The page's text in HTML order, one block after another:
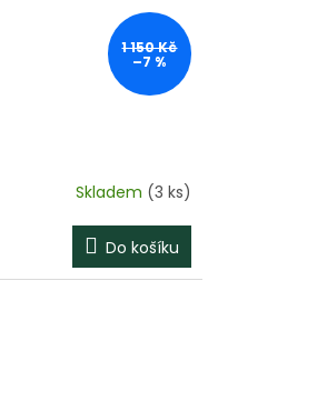
1 150 Kč
–7 %
Skladem (3 ks)
Do košíku